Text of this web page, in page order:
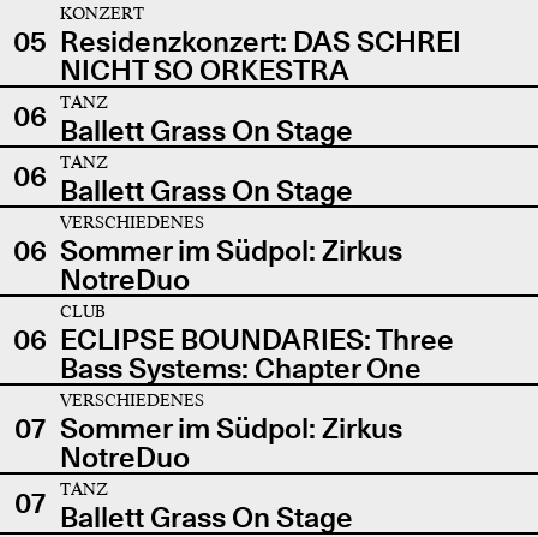
05
KONZERT
Residenzkonzert: DAS SCHREI
NICHT SO ORKESTRA
06
TANZ
Ballett Grass On Stage
06
TANZ
Ballett Grass On Stage
06
VERSCHIEDENES
Sommer im Südpol: Zirkus
NotreDuo
06
CLUB
ECLIPSE BOUNDARIES: Three
Bass Systems: Chapter One
07
VERSCHIEDENES
Sommer im Südpol: Zirkus
NotreDuo
07
TANZ
Ballett Grass On Stage